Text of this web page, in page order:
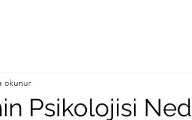
Psikolojisi
okunur